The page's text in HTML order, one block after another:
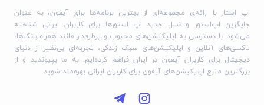
اپ استار با ارائه‌ی مجموعه‌ای از بهترین برنامه‌ها برای آیفون، به عنوان
جایگزین اپ‌استور و نسل جدید اپ استورها برای کاربران ایرانی شناخته
می‌شود. با دسترسی به اپلیکیشن‌های محبوب و پرطرفدار مانند همراه بانک‌ها،
تاکسی‌های آنلاین و اپلیکیشن‌های سبک زندگی، تجربه‌ای بی‌نظیر از دنیای
دیجیتال برای کاربران آیفون در ایران فراهم کرده‌ایم. به ما بپیوندید و از
بزرگترین منبع اپلیکیشن‌های آیفون برای کاربران ایرانی بهره‌مند شوید.